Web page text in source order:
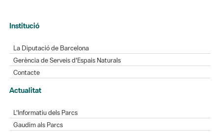
Institució
La Diputació de Barcelona
Gerència de Serveis d'Espais Naturals
Contacte
Actualitat
L'Informatiu dels Parcs
Gaudim als Parcs